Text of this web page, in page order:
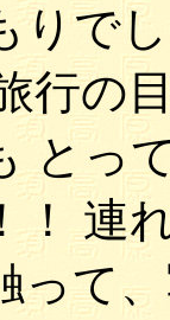
りで
行の
とっ
！ 連
って